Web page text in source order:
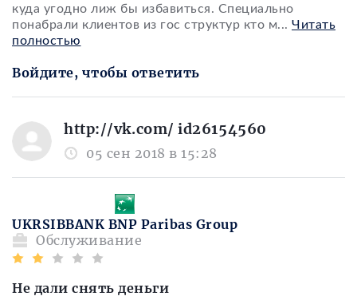
куда угодно лиж бы избавиться. Специально
понабрали клиентов из гос структур кто м... Читать
полностью
Войдите, чтобы ответить
http://vk.com/ id26154560
05 сен 2018 в 15:28
Обслуживание
UKRSIBBANK BNP Paribas Group
Не дали снять деньги